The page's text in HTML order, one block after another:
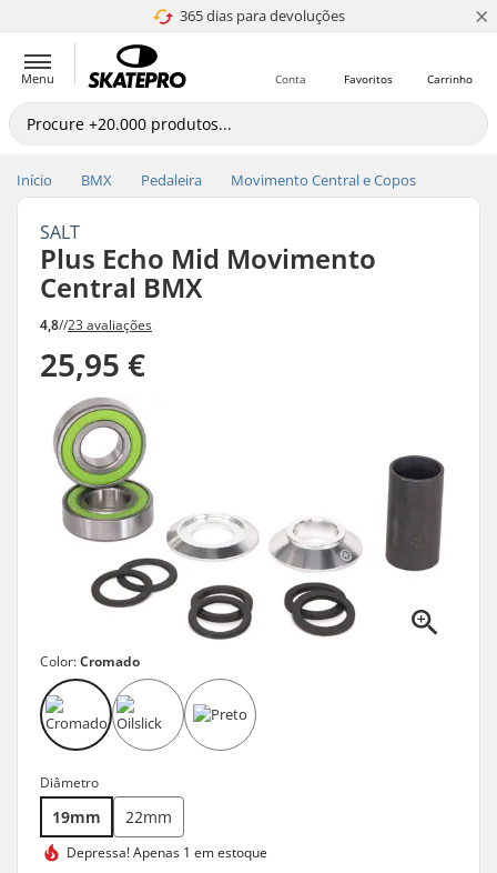
365 dias para devoluções
4.8 de 5 ×
Menu Carrinho
Favoritos
Conta
Início BMX Pedaleira Movimento Central e Copos
SALT
Plus Echo Mid Movimento
Central BMX
4,8//23 avaliações
25,95 €
Color:Cromado
Diâmetro
19mm 22mm
Depressa!Apenas 1 em estoque